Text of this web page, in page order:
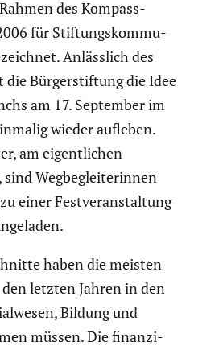
des Kompass-
für Stiftungs­kom­mu­
Anläss­lich des
die Bürger­stif­tung die Idee
am 17. September im
wieder aufleben.
am eigent­li­chen
sind Wegbe­glei­te­rinnen
einer Festver­an­stal­tung
haben die meisten
letzten Jahren in den
Bildung und
müssen. Die finan­zi­